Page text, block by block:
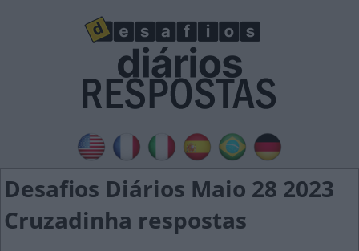
Desafios Diários Maio 28 2023
Cruzadinha respostas